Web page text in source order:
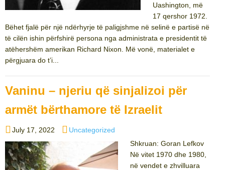
Uashington, më
17 qershor 1972.
Bëhet fjalë për një ndërhyrje të paligjshme në selinë e partisë në
të cilën ishin përfshirë persona nga administrata e presidentit të
atëhershëm amerikan Richard Nixon. Më vonë, materialet e
përgjuara do t’i...
Vaninu – njeriu që sinjalizoi për
armët bërthamore të Izraelit
Posted
on
July 17, 2022 Categories
Uncategorized
Shkruan: Goran Lefkov
Në vitet 1970 dhe 1980,
në vendet e zhvilluara